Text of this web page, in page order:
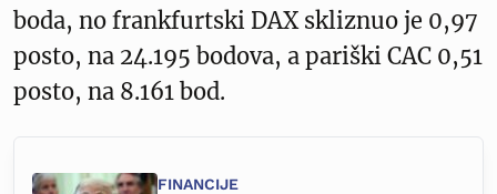
boda, no frankfurtski DAX skliznuo je 0,97
posto, na 24.195 bodova, a pariški CAC 0,51
posto, na 8.161 bod.
FINANCIJE